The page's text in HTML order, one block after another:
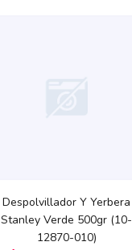
Despolvillador Y Yerbera
Stanley Verde 500gr (10-
12870-010)